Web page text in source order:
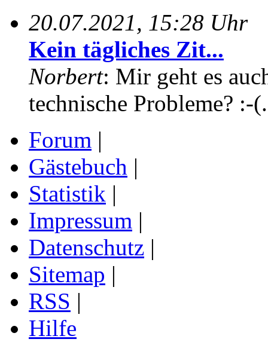
20.07.2021, 15:28 Uhr
Kein tägliches Zit...
Norbert: Mir geht es
technische Probleme? :-
Forum |
Gästebuch |
Statistik |
Impressum |
Datenschutz |
Sitemap |
RSS |
Hilfe